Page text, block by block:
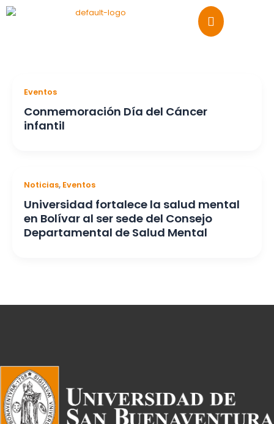
al
Eventos
Conmemoración Día del Cáncer
infantil
Noticias, Eventos
Universidad fortalece la salud mental
en Bolívar al ser sede del Consejo
Departamental de Salud Mental